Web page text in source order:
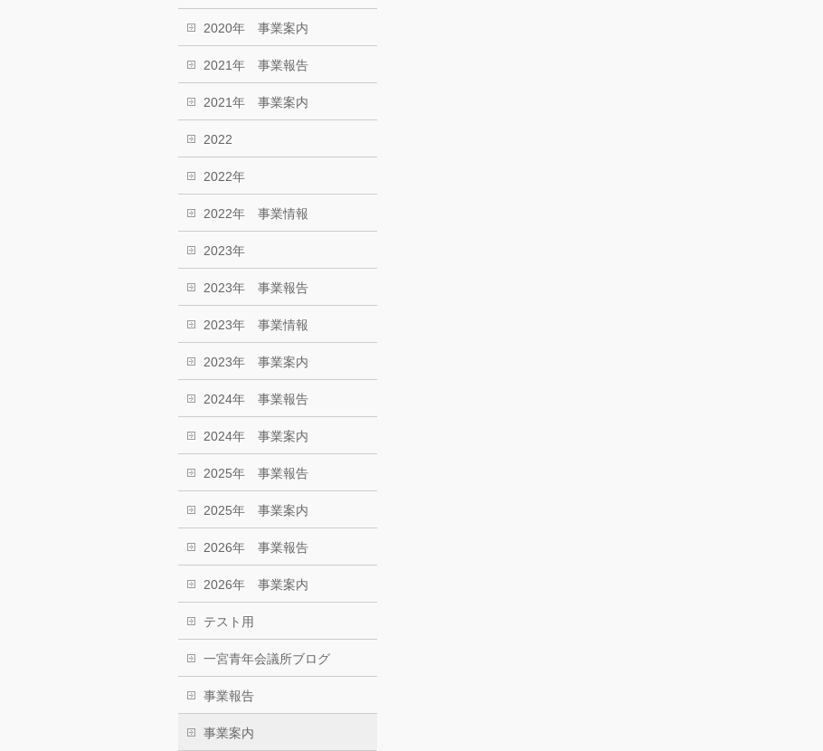
2020年 事業案内
2021年 事業報告
2021年 事業案内
2022
2022年
2022年 事業情報
2023年
2023年 事業報告
2023年 事業情報
2023年 事業案内
2024年 事業報告
2024年 事業案内
2025年 事業報告
2025年 事業案内
2026年 事業報告
2026年 事業案内
テスト用
一宮青年会議所ブログ
事業報告
事業案内